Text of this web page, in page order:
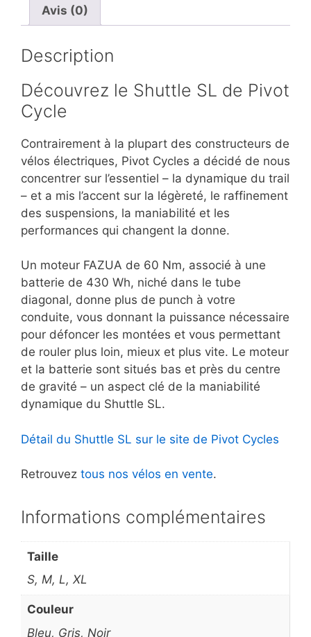
Avis (0)
Description
Découvrez le Shuttle SL de Pivot
Cycle
Contrairement à la plupart des constructeurs de
vélos électriques, Pivot Cycles a décidé de nous
concentrer sur l’essentiel – la dynamique du trail
– et a mis l’accent sur la légèreté, le raffinement
des suspensions, la maniabilité et les
performances qui changent la donne.
Un moteur FAZUA de 60 Nm, associé à une
batterie de 430 Wh, niché dans le tube
diagonal, donne plus de punch à votre
conduite, vous donnant la puissance nécessaire
pour défoncer les montées et vous permettant
de rouler plus loin, mieux et plus vite. Le moteur
et la batterie sont situés bas et près du centre
de gravité – un aspect clé de la maniabilité
dynamique du Shuttle SL.
Détail du Shuttle SL sur le site de Pivot Cycles
Retrouvez tous nos vélos en vente.
Informations complémentaires
Taille
S, M, L, XL
Couleur
Bleu, Gris, Noir